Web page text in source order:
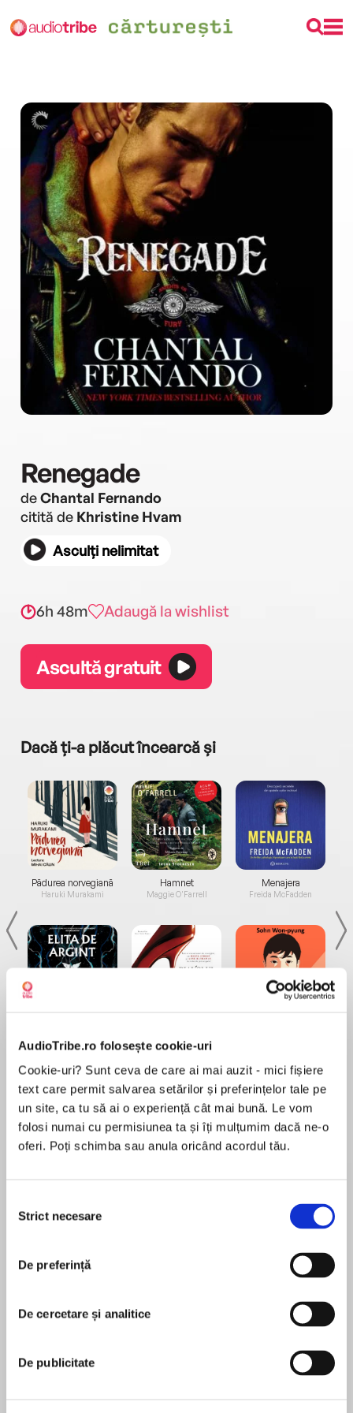
AudioTribe.ro folosește cookie-uri
Cookie-uri? Sunt ceva de care ai mai auzit - mici fișiere
text care permit salvarea setărilor și preferințelor tale pe
un site, ca tu să ai o experiență cât mai bună. Le vom
folosi numai cu permisiunea ta și îți mulțumim dacă ne-o
oferi. Poți schimba sau anula oricând acordul tău.
consimțământului
Strict necesare
De preferință
De cercetare și analitice
De publicitate
Renegade
deChantal Fernando
citită de Khristine Hvam
Asculți nelimitat
6h 48m Adaugă la wishlist
Ascultă gratuit
Dacă ți-a plăcut încearcă și
Pădurea norvegiană
Haruki Murakami
de...
Dani Francis
Hamnet
Maggie O'Farrell
la...
Lauren Weisberger
Menajera
Freida McFadden
Desprecarte
From the New York Times bestselling author of
sister’s baby for the world. So when her car
breaks down and one of the bikers next door
offers her a ride to Vegas, it’s too tempting to
pass up. Besides, she can think of worse travel
În acest moment nu există recenzii
Chantal Fernando
Chantal Fernando is the New York Times, USA
Today and Amazon Bestselling Author of